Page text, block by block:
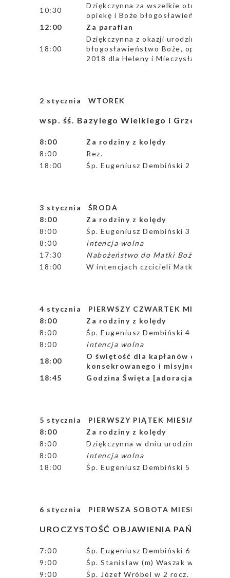
10:30
Dziękczynna za wszelkie otrzymane
opiekę i Boże błogosławieństwo w
12:00
Za parafian
18:00
Dziękczynna z okazji urodzin i
błogosławieństwo Boże, opiekę
2018 dla Heleny i Mieczysława
2 stycznia WTOREK
wsp. śś. Bazylego Wielkiego i Grzegorza z
8:00
Za rodziny z kolędy
8:00
Rez.
18:00
Śp. Eugeniusz Dembiński 2 greg.
3 stycznia ŚRODA
8:00
Za rodziny z kolędy
8:00
Śp. Eugeniusz Dembiński 3 greg.
8:00
intencja wolna
17:30
Nabożeństwo do Matki Bożej
18:00
W intencjach czcicieli Matki Bożej
4 stycznia PIERWSZY CZWARTEK MIESIĄCA
8:00
Za rodziny z kolędy
8:00
Śp. Eugeniusz Dembiński 4 greg.
8:00
intencja wolna
18:00
O świętość dla kapłanów oraz o
konsekrowanego i misyjne z
18:45
Godzina Święta [adoracja w
5 stycznia PIERWSZY PIĄTEK MIESIACA
8:00
Za rodziny z kolędy
8:00
Dziękczynna w dniu urodzin Ewy, z
8:00
intencja wolna
18:00
Śp. Eugeniusz Dembiński 5 greg.
6 stycznia PIERWSZA SOBOTA MIESIĄCA
UROCZYSTOŚĆ OBJAWIENIA
7:00
Śp. Eugeniusz Dembiński 6 greg.
9:00
Śp. Stanisław (m) Waszak w 10
9:00
Śp. Józef Wróbel w 2 rocz. śmierci